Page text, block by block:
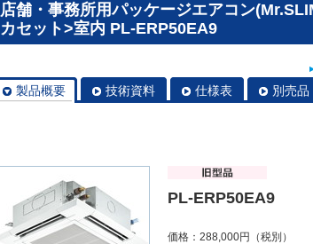
店舗・事務所用パッケージエアコン
カセット>室内 PL-ERP50EA9
製品概要 技術資料 仕様表 別売品
PL-ERP50EA9
価格：288,000円（税別）